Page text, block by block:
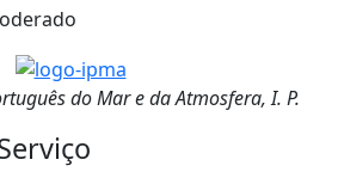
do Mar e da Atmosfera, I. P.